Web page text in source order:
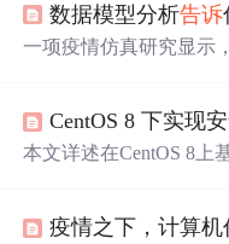
分退休人员面临的经济
数据模型分析告诉
一项疫情仿真研究显示
性。初始感染数量、传
展有重大影响。
CentOS 8 下实现
本文详述在CentOS 8上
g中Match Group +
疫情之下，计算机